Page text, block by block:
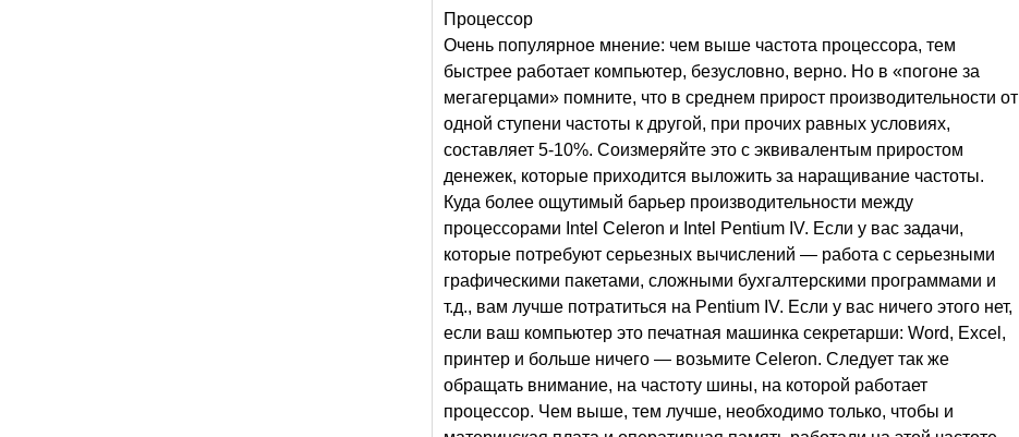
Процессор
Очень популярное мнение: чем выше частота процессора, тем
быстрее работает компьютер, безусловно, верно. Но в «погоне за
мегагерцами» помните, что в среднем прирост производительности от
одной ступени частоты к другой, при прочих равных условиях,
составляет 5-10%. Соизмеряйте это с эквивалентым приростом
денежек, которые приходится выложить за наращивание частоты.
Куда более ощутимый барьер производительности между
процессорами Intel Celeron и Intel Pentium IV. Если у вас задачи,
которые потребуют серьезных вычислений — работа с серьезными
графическими пакетами, сложными бухгалтерскими программами и
т.д., вам лучше потратиться на Pentium IV. Если у вас ничего этого нет,
если ваш компьютер это печатная машинка секретарши: Word, Excel,
принтер и больше ничего — возьмите Celeron. Следует так же
обращать внимание, на частоту шины, на которой работает
процессор. Чем выше, тем лучше, необходимо только, чтобы и